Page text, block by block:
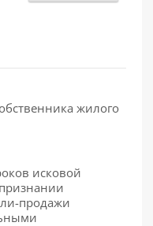
жилого
исковой
продажи